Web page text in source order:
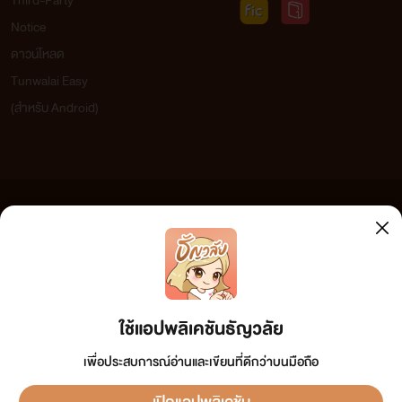
ใช้แอปพลิเคชันธัญวลัย
เพื่อประสบการณ์อ่านและเขียนที่ดีกว่าบนมือถือ
Notice
ดาวน์โหลด
Tunwalai Easy
(สำหรับ Android)
เว็บไซต์แห่งนี้ไม่ได้เห็นด้วยและไม่ขอรับผิดชอบต่อข้อความใดๆ ทั้งสิ้น ดังนั้นผู้อ่านทุกท่านโปรดใช้
วิจารณญาณในการกลั่นกรองด้วยตนเอง และหากท่านพบข้อความใดๆ ที่ขัดต่อกฎหมายและศีลธรรม
กรุณาแจ้งมาที่ tunwalai@ookbee.com เพื่อทีมงานจะได้ดำเนินการในทันที ทั้งนี้ ทางเว็บไซต์ขอสงวน
ลิขสิทธิ์ตามพระราชบัญญัติลิขสิทธิ์ (ฉบับเพิ่มเติม) พ.ศ.2558